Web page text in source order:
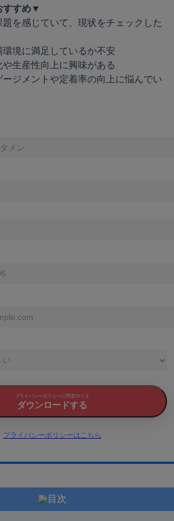
すすめ▼
題を感じていて、現状をチェックした
環境に満足しているか不安
や生産性向上に興味がある
ージメントや定着率の向上に悩んでい
プライバシーポリシーに同意のうえ
ダウンロードする
プライバシーポリシーはこちら
目次